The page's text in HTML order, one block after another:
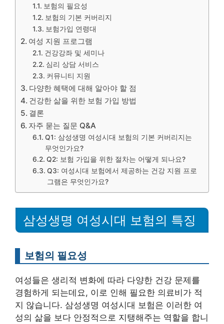
보험의 필요성
보험의 기본 커버리지
보험가입 연령대
여성 지원 프로그램
건강강좌 및 세미나
심리 상담 서비스
커뮤니티 지원
다양한 혜택에 대해 알아야 할 점
건강한 삶을 위한 보험 가입 방법
결론
자주 묻는 질문 Q&A
Q1: 삼성생명 여성시대 보험의 기본 커버리지는
무엇인가요?
Q2: 보험 가입을 위한 절차는 어떻게 되나요?
Q3: 여성시대 보험에서 제공하는 건강 지원 프로
그램은 무엇인가요?
삼성생명 여성시대 보험의 특징
보험의 필요성
여성들은 생리적 변화에 따라 다양한 건강 문제를
경험하게 되는데요, 이로 인해 필요한 의료비가 적
지 않습니다. 삼성생명 여성시대 보험은 이러한 여
성의 삶을 보다 안정적으로 지탱해주는 역할을 합니